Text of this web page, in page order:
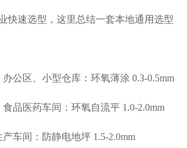
快速选型，这里总结一套本地通用选型
公区、小型仓库：环氧薄涂 0.3-0.5mm
品医药车间：环氧自流平 1.0-2.0mm
车间：防静电地坪 1.5-2.0mm